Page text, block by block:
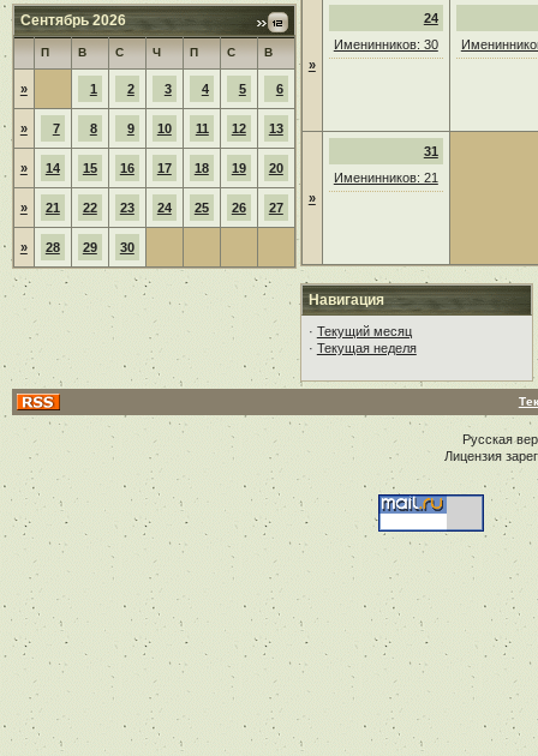
Сентябрь 2026
П В С Ч П С В
» 1 2 3 4 5 6
» 7 8 9 10 11 12 13
» 14 15 16 17 18 19 20
» 21 22 23 24 25 26 27
» 28 29 30
»
24
Именинников: 30
»
31
Именинников: 21
Навигация
· Текущий месяц
· Текущая неделя
Русская
Лицензия